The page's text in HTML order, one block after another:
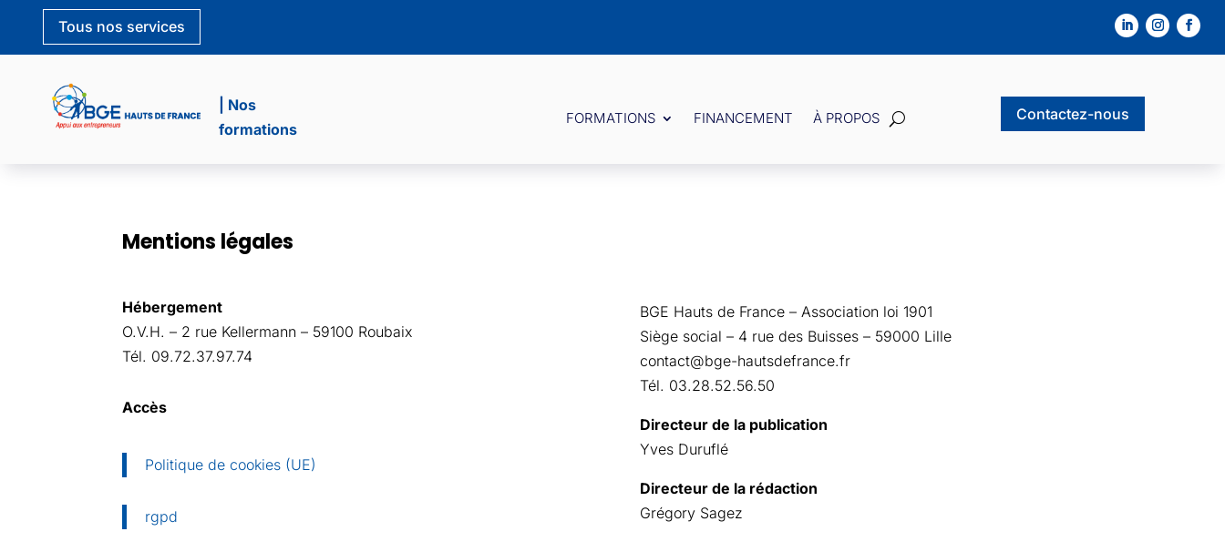
Tous nos services
| Nos
formations
FORMATIONS FINANCEMENT À PROPOS Contactez-nous
Mentions légales
Hébergement
O.V.H. – 2 rue Kellermann – 59100 Roubaix
Tél. 09.72.37.97.74
Accès
Politique de cookies (UE)
rgpd
BGE Hauts de France – Association loi 1901
Siège social – 4 rue des Buisses – 59000 Lille
contact@bge-hautsdefrance.fr
Tél. 03.28.52.56.50
Directeur de la publication
Yves Duruflé
Directeur de la rédaction
Grégory Sagez